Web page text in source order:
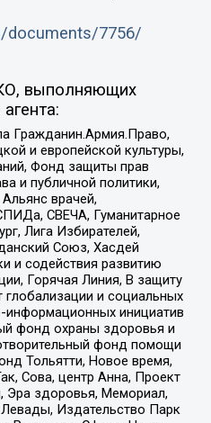
documents/7756/
выполняющих
Гражданин.Армия.Право,
и европейской культуры,
Фонд защиты прав
и публичной политики,
врачей,
СВЕЧА, Гуманитарное
Лига Избирателей,
Союз, Хасдей
и содействия развитию
Горячая Линия, В защиту
глобализации и социальных
инициатив
фонд охраны здоровья и
фонд помощи
Тольятти, Новое время,
Сова, центр Анна, Проект
Эра здоровья, Мемориал,
Издательство Парк